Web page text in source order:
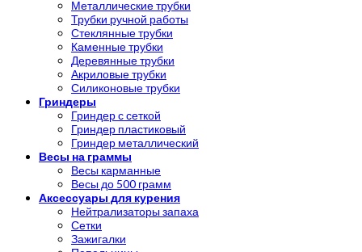
Металлические трубки
Трубки ручной работы
Стеклянные трубки
Каменные трубки
Деревянные трубки
Акриловые трубки
Силиконовые трубки
Гриндеры
Гриндер с сеткой
Гриндер пластиковый
Гриндер металлический
Весы на граммы
Весы карманные
Весы до 500 грамм
Аксессуары для курения
Нейтрализаторы запаха
Сетки
Зажигалки